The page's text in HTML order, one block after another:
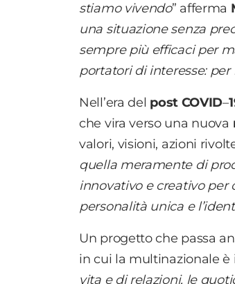
stiamo vivendo” afferma
una situazione senza
sempre più efficaci per
portatori di interesse: per
Nell’era del post COVID–
che vira verso una nuova
valori, visioni, azioni
quella meramente di
innovativo e creativo per
personalità unica e
Un progetto che passa
in cui la multinazionale è
vita e di relazioni, le